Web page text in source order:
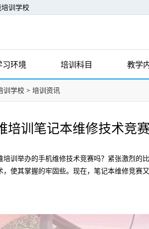
训学校
习环境 培训科目 教学
训学校 > 培训资讯
培训笔记本维修技术竞
举办的手机维修技术竞赛吗？紧张激烈的
，使其掌握的牢固些。现在，笔记本维修竞赛